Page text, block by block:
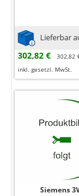
Lieferbar
302,82 €
302,82
inkl. gesetzl. MwSt.
Siemens